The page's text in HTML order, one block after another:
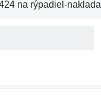
na rýpadiel-